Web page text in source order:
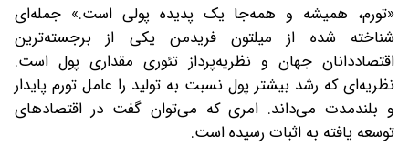
«تورم، همیشه و همه‌جا یک پدیده پولی است.» جمله‌ای
شناخته شده از میلتون فریدمن یکی از برجسته‌ترین
اقتصاددانان جهان و نظریه‌پرداز تئوری مقداری پول است.
نظریه‌ای که رشد بیشتر پول نسبت به تولید را عامل تورم پایدار
و بلندمدت می‌داند. امری که می‌توان گفت در اقتصادهای
توسعه یافته به اثبات رسیده است.